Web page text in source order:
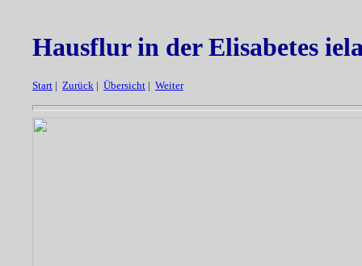
Hausflur in der Elisabetes
Start | Zurück | Übersicht | Weiter